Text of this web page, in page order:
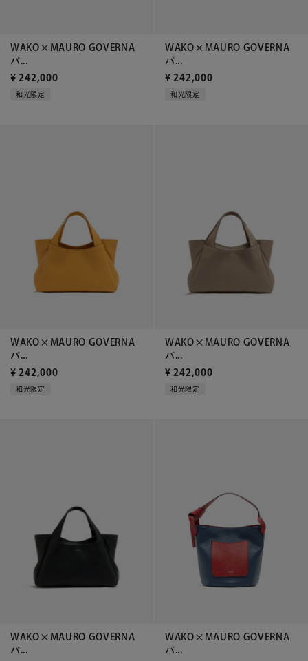
WAKO×MAURO GOVERNA
バ...
¥ 242,000
和光限定
WAKO×MAURO GOVERNA
バ...
¥ 242,000
和光限定
WAKO×MAURO GOVERNA
バ...
¥ 242,000
和光限定
WAKO×MAURO GOVERNA
バ...
¥ 242,000
和光限定
WAKO×MAURO GOVERNA
バ...
WAKO×MAURO GOVERNA
バ...